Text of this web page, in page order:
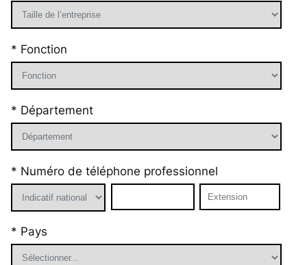
* Fonction
* Département
* Numéro de téléphone professionnel
* Pays